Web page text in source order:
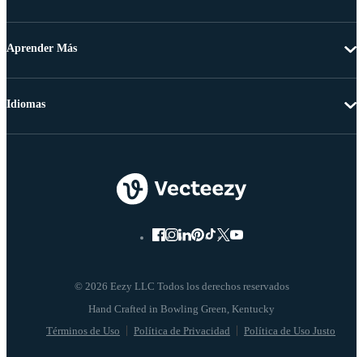
Aprender Más
© 2026 Eezy LLC Todos los derechos reservados
Términos de Uso Política de Privacidad Política de Uso Justo
Idiomas